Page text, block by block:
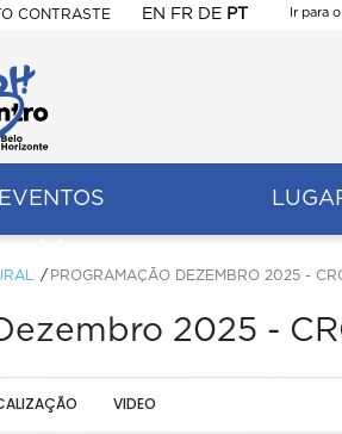
CONTRASTE EN FR DE PT
Ir para
EVENTOS
PROGRAMAÇÃO DEZEMBRO 2025 -
2025 -
VIDEO